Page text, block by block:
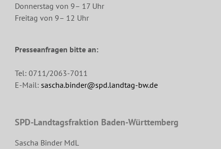
Donnerstag von 9– 17 Uhr
Freitag von 9– 12 Uhr
Presseanfragen bitte an:
Tel: 0711/2063-7011
E-Mail: sascha.binder@spd.landtag-bw.de
SPD-Landtagsfraktion Baden-Württemberg
Sascha Binder MdL